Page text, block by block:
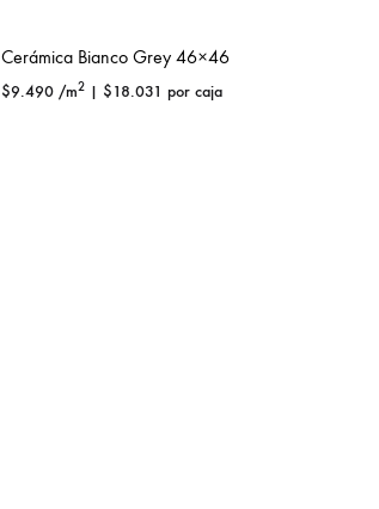
Cerámica Bianco Grey 46×46
$9.490 /m2 | $18.031 por caja